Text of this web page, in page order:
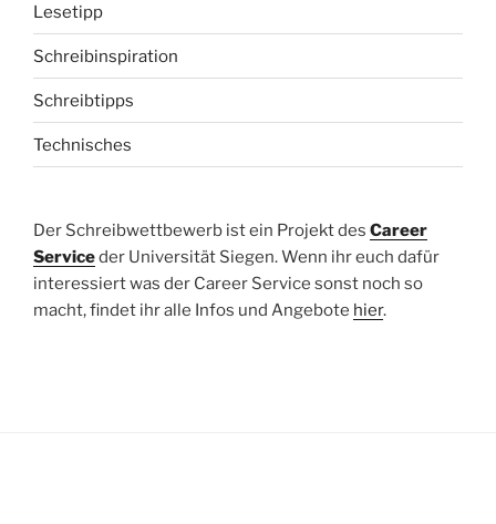
Lesetipp
Schreibinspiration
Schreibtipps
Technisches
Der Schreibwettbewerb ist ein Projekt des Career
Serviceder Universität Siegen. Wenn ihr euch dafür
interessiert was der Career Service sonst noch so
macht, findet ihr alle Infos und Angebote hier.